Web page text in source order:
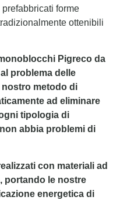
forme
ottenibili
Pigreco da
problema delle
nostro metodo di
ad eliminare
tipologia di
abbia problemi di
con materiali ad
portando le nostre
energetica di